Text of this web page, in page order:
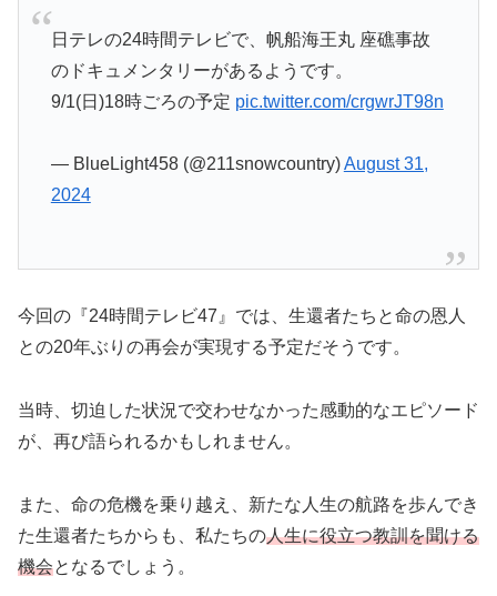
日テレの24時間テレビで、帆船海王丸 座礁事故
のドキュメンタリーがあるようです。
9/1(日)18時ごろの予定 pic.twitter.com/crgwrJT98n
— BlueLight458 (@211snowcountry)August 31,
2024
今回の『24時間テレビ47』では、生還者たちと命の恩人
との20年ぶりの再会が実現する予定だそうです。
当時、切迫した状況で交わせなかった感動的なエピソード
が、再び語られるかもしれません。
また、命の危機を乗り越え、新たな人生の航路を歩んでき
た生還者たちからも、私たちの人生に役立つ教訓を聞ける
機会となるでしょう。